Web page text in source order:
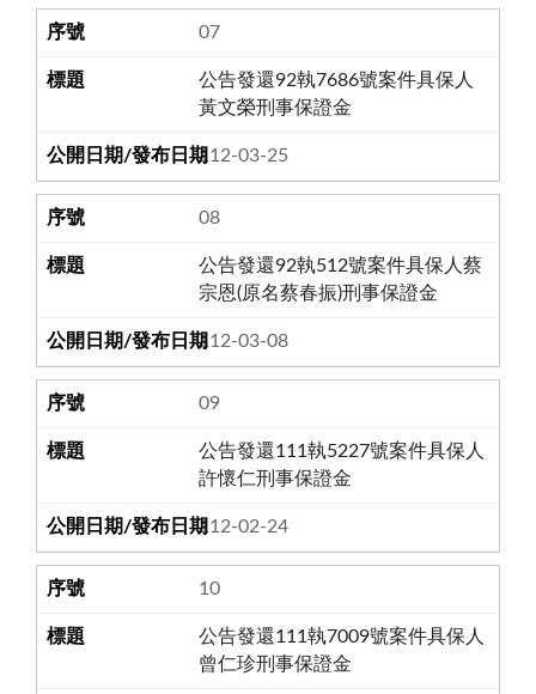
07
公告發還92執7686號案件具保人
黃文榮刑事保證金
112-03-25
08
公告發還92執512號案件具保人蔡
宗恩(原名蔡春振)刑事保證金
112-03-08
09
公告發還111執5227號案件具保人
許懷仁刑事保證金
112-02-24
10
公告發還111執7009號案件具保人
曾仁珍刑事保證金